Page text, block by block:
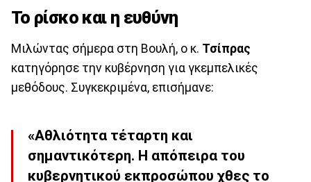
Το ρίσκο και η ευθύνη
Μιλώντας σήμερα στη Βουλή, ο κ. Τσίπρας
κατηγόρησε την κυβέρνηση για γκεμπελικές
μεθόδους. Συγκεκριμένα, επισήμανε:
«Αθλιότητα τέταρτη και
σημαντικότερη. Η απόπειρα του
κυβερνητικού εκπροσώπου χθες το